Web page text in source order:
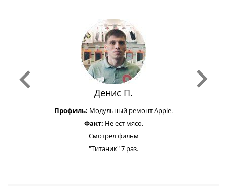
Денис П.
Профиль: Модульный ремонт Apple.
Факт: Не ест мясо.
Смотрел фильм
"Титаник" 7 раз.